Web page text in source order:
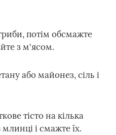
потім обсмажте
з м'ясом.
або майонез, сіль і
тісто на кілька
і смажте їх.